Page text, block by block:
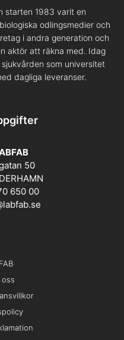
starten 1983 varit en
odlingsmedier och
i andra generation och
aktör att räkna med. Idag
som universitet
dagliga leveranser.
50
650 00
oss